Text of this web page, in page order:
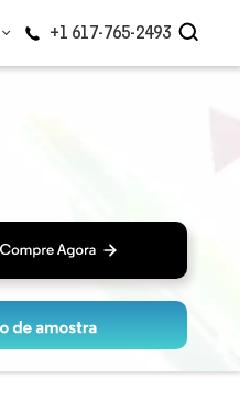
+1 617-765-2493